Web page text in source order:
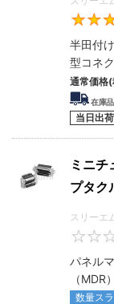
半田付
型コネ
通常価格(
在庫
当日出
ミニチ
プタク
スリーエ
パネル
（MDR
数量ス